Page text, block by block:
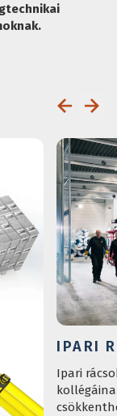
IPARI
Ipari